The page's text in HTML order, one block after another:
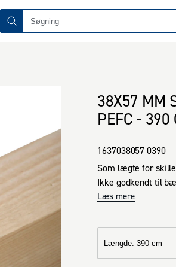
38X57 MM
PEFC - 390
1637038057 0390
Som lægte for
Ikke godkendt til
Læs mere
Længde:390 cm